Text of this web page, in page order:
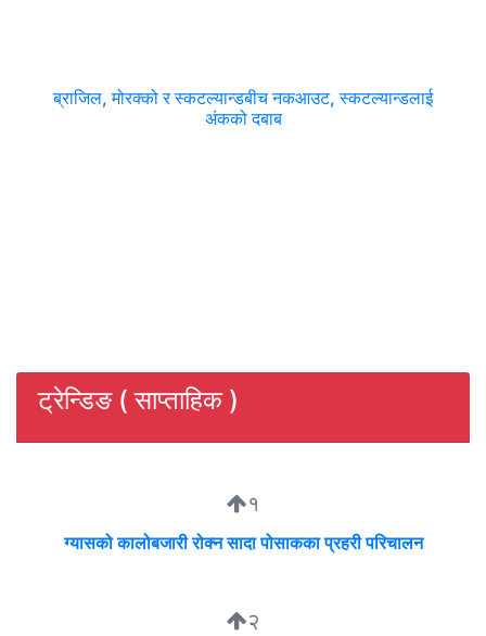
ब्राजिल, मोरक्को र स्कटल्यान्डबीच नकआउट, स्कटल्यान्डलाई
अंकको दबाब
ट्रेन्डिङ ( साप्ताहिक )
१
ग्यासको कालोबजारी रोक्न सादा पोसाकका प्रहरी परिचालन
२